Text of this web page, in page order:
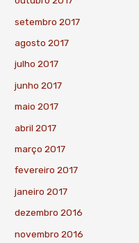
setembro 2017
agosto 2017
julho 2017
junho 2017
maio 2017
abril 2017
março 2017
fevereiro 2017
janeiro 2017
dezembro 2016
novembro 2016